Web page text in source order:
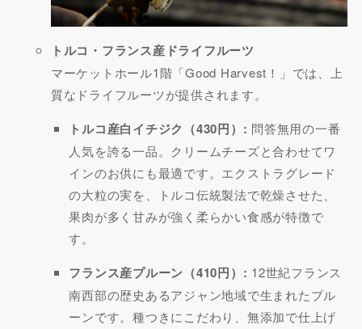
トルコ・フランス産ドライフルーツ
マーケットホール1階「Good Harvest！」では、上
質なドライフルーツが提供されます。
トルコ産白イチジク（430円）: 問答無用の一番
人気を誇る一品。クリームチーズと合わせてワ
インのお供にも最適です。エクストラグレード
の大粒の実を、トルコ伝統製法で乾燥させた、
果肉が多く甘みが強く柔らかい食感が特徴で
す。
フランス産プルーン（410円）: 12世紀フランス
南西部の歴史あるアジャン地域で生まれたプル
ーンです。種つきにこだわり、無添加で仕上げ